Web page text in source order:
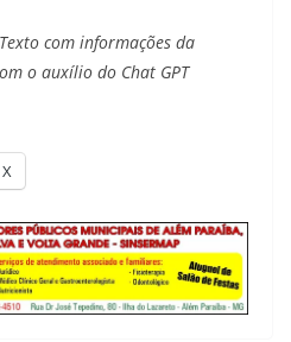
com informações da
o auxílio do Chat GPT
X